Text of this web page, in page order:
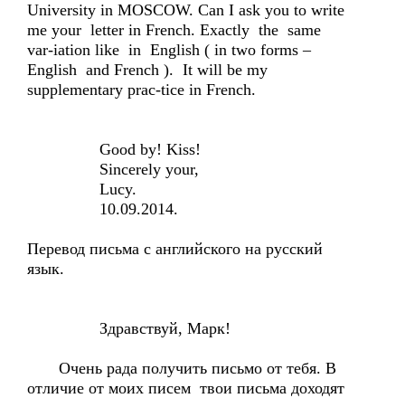
University in MOSCOW. Can I ask you to write
me your letter in French. Exactly the same
var-iation like in English ( in two forms –
English and French ). It will be my
supplementary prac-tice in French.
Good by! Kiss!
Sincerely your,
Lucy.
10.09.2014.
Перевод письма с английского на русский
язык.
Здравствуй, Марк!
Очень рада получить письмо от тебя. В
отличие от моих писем твои письма доходят